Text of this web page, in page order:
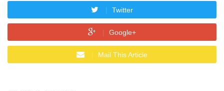
Twitter
Google+
Mail This Article